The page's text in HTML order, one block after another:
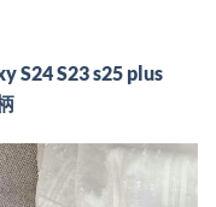
S24 S23 s25 plus